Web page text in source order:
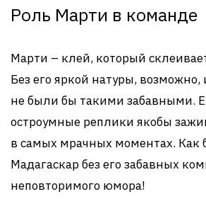
Роль Марти в команде
Марти – клей, который
Без его яркой натуры,
не были бы такими забавными.
остроумные реплики якобы
в самых мрачных моментах. Как
Мадагаскар без его забавных
неповторимого юмора!